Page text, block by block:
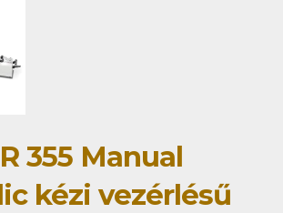
355 Manual
kézi vezérlésű